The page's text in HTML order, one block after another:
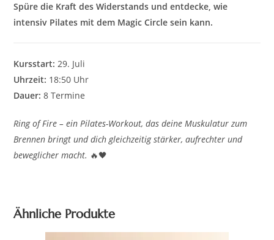
Spüre die Kraft des Widerstands und entdecke, wie
intensiv Pilates mit dem Magic Circle sein kann.
Kursstart: 29. Juli
Uhrzeit: 18:50 Uhr
Dauer: 8 Termine
Ring of Fire – ein Pilates-Workout, das deine Muskulatur zum
Brennen bringt und dich gleichzeitig stärker, aufrechter und
beweglicher macht. 🔥🖤
Ähnliche Produkte